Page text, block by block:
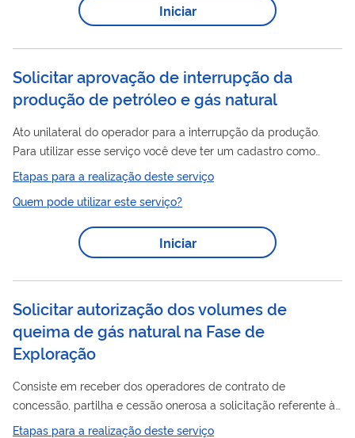
Iniciar
Solicitar aprovação de interrupção da
produção de petróleo e gás natural
Ato unilateral do operador para a interrupção da produção.
Para utilizar esse serviço você deve ter um cadastro como
usuário externo do SEI-ANP. Para mais informações acesse o
serviço " Solicitar cadastro como usuário externo no SEI-ANP ".
Etapas para a realização deste serviço
Quem pode utilizar este serviço?
Iniciar
Solicitar autorização dos volumes de
queima de gás natural na Fase de
Exploração
Consiste em receber dos operadores de contrato de
concessão, partilha e cessão onerosa a solicitação referente à
queima degásnatural na Fase de Exploração. A solicitação
Etapas para a realização deste serviço